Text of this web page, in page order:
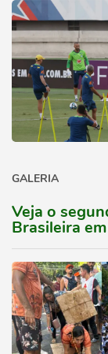
GALERIA
Veja o
Brasileira